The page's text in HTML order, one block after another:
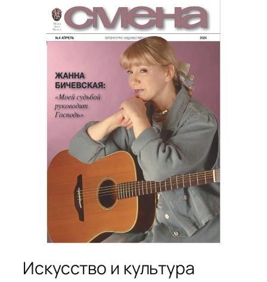
Искусство и культура